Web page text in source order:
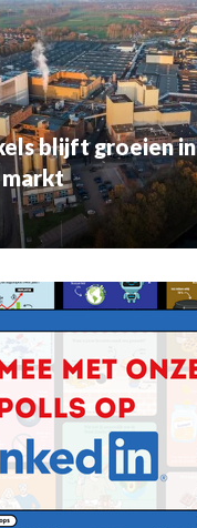
blijft groeien in